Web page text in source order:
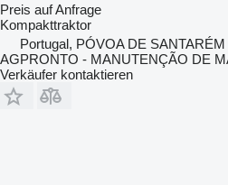
Preis auf Anfrage
Kompakttraktor
Portugal, PÓVOA DE SANTARÉM
AGPRONTO - MANUTENÇÃO DE
Verkäufer kontaktieren